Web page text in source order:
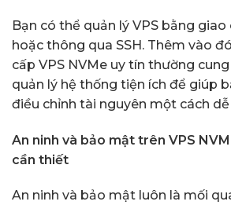
Bạn có thể quản lý VPS bằng
hoặc thông qua SSH. Thêm vào
cấp VPS NVMe uy tín thường
quản lý hệ thống tiện ích để giúp
điều chỉnh tài nguyên một cách
An ninh và bảo mật trên VPS
cần thiết
An ninh và bảo mật luôn là mối